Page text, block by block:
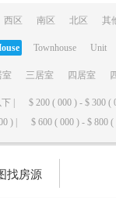
西区 南区 北区 其
Townhouse Unit
室 三居室 四居室
|
$ 200 ( 000 ) - $ 300 (
) |
$ 600 ( 000 ) - $ 800 (
找房源